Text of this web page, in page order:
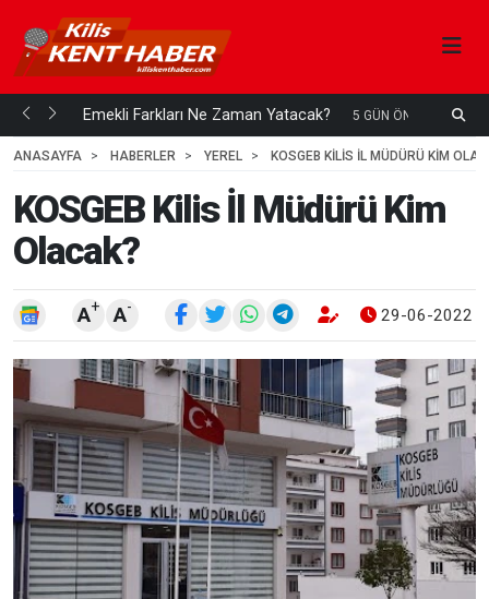
mi... Emekli Farkları Ne Zaman Yatacak? 5 GÜN ÖNCE
ANASAYFA
HABERLER YEREL KOSGEB KILIS İL MÜDÜRÜ KIM
KOSGEB Kilis İl Müdürü Kim
Olacak?
A+ A- 29-06-2022